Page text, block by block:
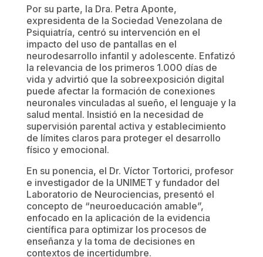
Por su parte, la Dra. Petra Aponte,
expresidenta de la Sociedad Venezolana de
Psiquiatría, centró su intervención en el
impacto del uso de pantallas en el
neurodesarrollo infantil y adolescente. Enfatizó
la relevancia de los primeros 1.000 días de
vida y advirtió que la sobreexposición digital
puede afectar la formación de conexiones
neuronales vinculadas al sueño, el lenguaje y la
salud mental. Insistió en la necesidad de
supervisión parental activa y establecimiento
de límites claros para proteger el desarrollo
físico y emocional.
En su ponencia, el Dr. Víctor Tortorici, profesor
e investigador de la UNIMET y fundador del
Laboratorio de Neurociencias, presentó el
concepto de “neuroeducación amable”,
enfocado en la aplicación de la evidencia
científica para optimizar los procesos de
enseñanza y la toma de decisiones en
contextos de incertidumbre.